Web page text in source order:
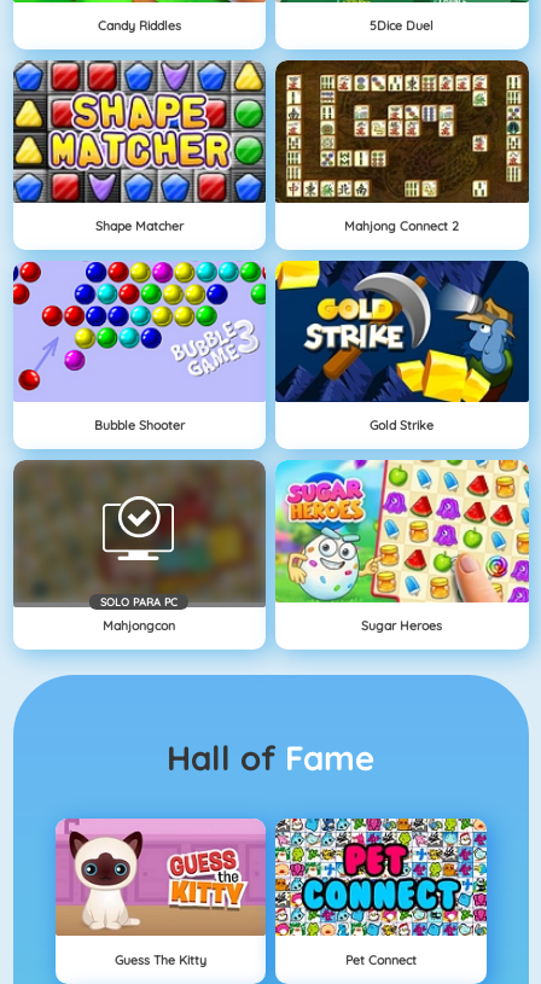
Candy Riddles 5Dice Duel
Shape Matcher Mahjong Connect 2
Bubble Shooter Gold Strike
SOLO PARA PC
Mahjongcon Sugar Heroes
Hall of Fame
Guess The Kitty Pet Connect